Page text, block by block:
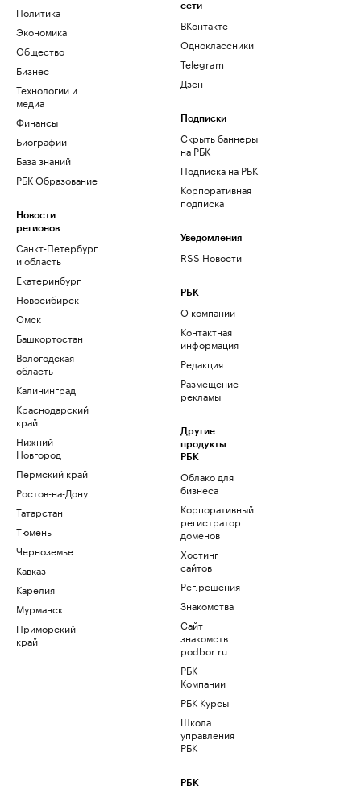
Политика
Экономика
Общество
Бизнес
Технологии и
медиа
Финансы
Биографии
База знаний
РБК Образование
Новости
регионов
Санкт-Петербург
и область
Екатеринбург
Новосибирск
Омск
Башкортостан
Вологодская
область
Калининград
Краснодарский
край
Нижний
Новгород
Пермский край
Ростов-на-Дону
Татарстан
Тюмень
Черноземье
Кавказ
Карелия
Мурманск
Приморский
край
сети
ВКонтакте
Одноклассники
Telegram
Дзен
Подписки
Скрыть баннеры
на РБК
Подписка на РБК
Корпоративная
подписка
Уведомления
RSS Новости
РБК
О компании
Контактная
информация
Редакция
Размещение
рекламы
Другие
продукты
РБК
Облако для
бизнеса
Корпоративный
регистратор
доменов
Хостинг
сайтов
Рег.решения
Знакомства
Сайт
знакомств
podbor.ru
РБК
Компании
РБК Курсы
Школа
управления
РБК
РБК